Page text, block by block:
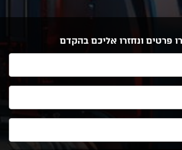
פרטים ונחזרו אליכם בהקדם